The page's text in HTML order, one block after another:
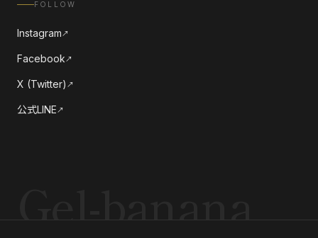
FOLLOW
Instagram ↗
Facebook ↗
X (Twitter) ↗
公式LINE ↗